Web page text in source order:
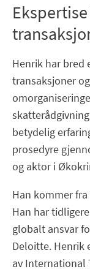
Henrik har bred
transaksjoner
betydelig
prosedyre
og aktor i
Han kommer
Han har
globalt ansvar
Deloitte. Henrik
av International